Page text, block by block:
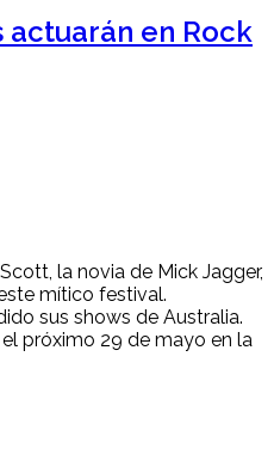
actuarán en Rock
la novia de Mick Jagger,
mítico festival.
sus shows de Australia.
próximo 29 de mayo en la